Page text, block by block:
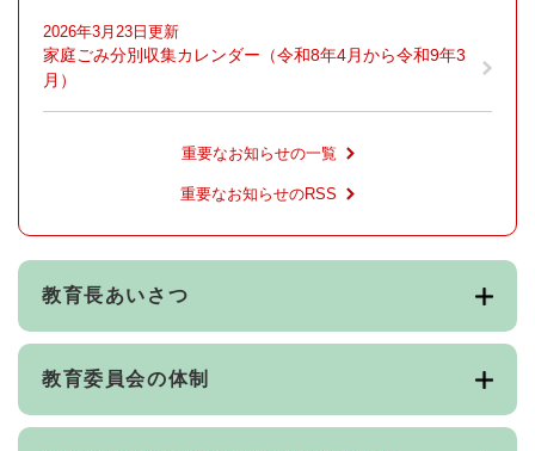
2026年3月23日更新
家庭ごみ分別収集カレンダー（令和8年4月から令和9年3
月）
重要なお知らせの一覧
重要なお知らせのRSS
教育長あいさつ
教育委員会の体制